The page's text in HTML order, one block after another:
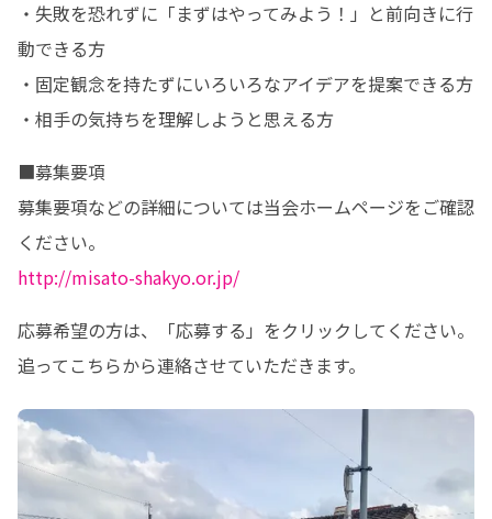
・失敗を恐れずに「まずはやってみよう！」と前向きに行
動できる方
・固定観念を持たずにいろいろなアイデアを提案できる方
・相手の気持ちを理解しようと思える方
■募集要項
募集要項などの詳細については当会ホームページをご確認
http://misato-shakyo.or.jp/
応募希望の方は、「応募する」をクリックしてください。
追ってこちらから連絡させていただきます。